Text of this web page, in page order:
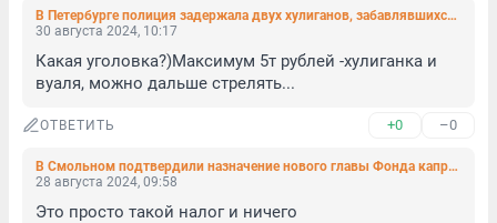
В Петербурге полиция задержала двух хулиганов, забавлявшихся стрельбой
30 августа 2024, 10:17
Какая уголовка?)Максимум 5т рублей -хулиганка и
вуаля, можно дальше стрелять...
ОТВЕТИТЬ +0 –0
В Смольном подтвердили назначение нового главы Фонда капремонта
28 августа 2024, 09:58
Это просто такой налог и ничего